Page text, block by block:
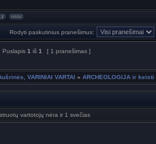
Rodyti paskutinius pranešimus:
Puslapis 1 iš 1 [ 1 pranešimas ]
VARINIAI VARTAI » ARCHEOLOGIJA ir keisti
vartotojų nėra ir 1 svečias